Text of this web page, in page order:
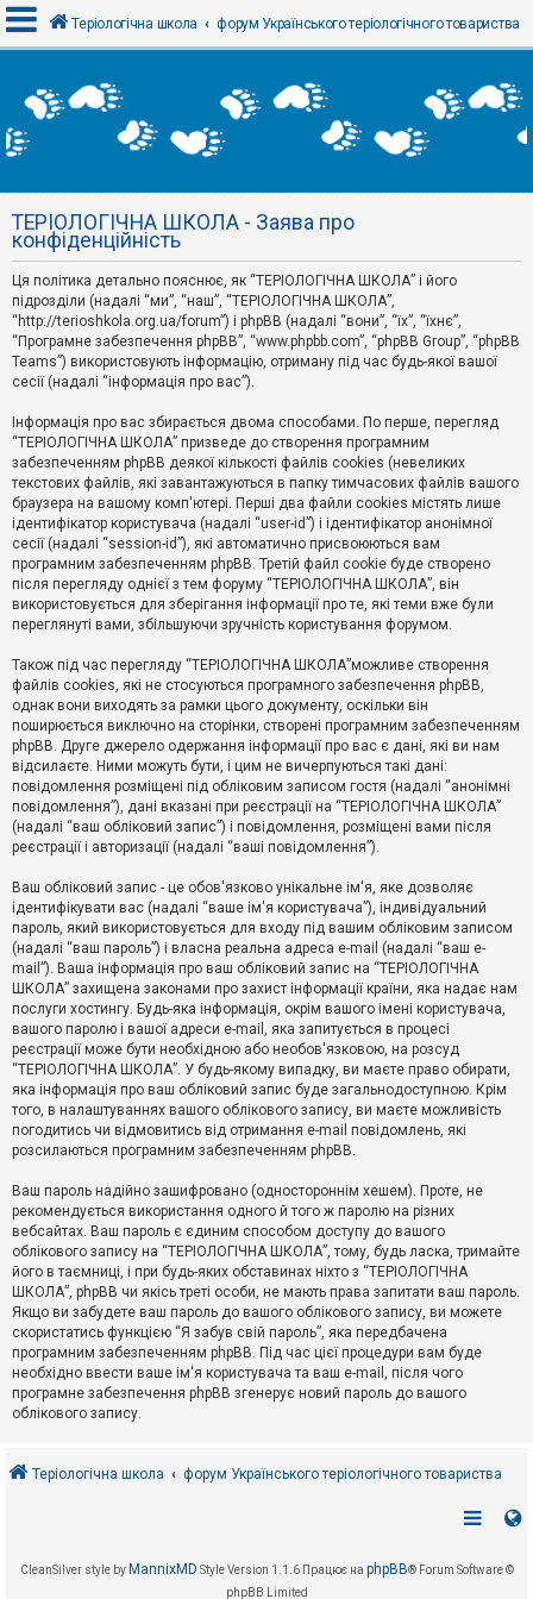
х
і
Р
е
с
т
р
а
ц
і
я
Т
е
м
и
б
е
з
в
і
д
о
і
д
е
й
А
т
и
в
е
м
и
П
о
ш
у
Д
о
м
о
г
Теріологічна школа форум Українського теріологічного товариства
ТЕРІОЛОГІЧНА ШКОЛА - Заява про
конфіденційність
Ця політика детально пояснює, як “ТЕРІОЛОГІЧНА ШКОЛА” і його
підрозділи (надалі “ми”, “наш”, “ТЕРІОЛОГІЧНА ШКОЛА”,
“http://terioshkola.org.ua/forum”) і phpBB (надалі “вони”, “їх”, “їхнє”,
“Програмне забезпечення phpBB”, “www.phpbb.com”, “phpBB Group”, “phpBB
Teams”) використовують інформацію, отриману під час будь-якої вашої
сесії (надалі “інформація про вас”).
Інформація про вас збирається двома способами. По перше, перегляд
“ТЕРІОЛОГІЧНА ШКОЛА” призведе до створення програмним
забезпеченням phpBB деякої кількості файлів cookies (невеликих
текстових файлів, які завантажуються в папку тимчасових файлів вашого
браузера на вашому комп'ютері. Перші два файли cookies містять лише
ідентифікатор користувача (надалі “user-id”) і ідентифікатор анонімної
сесії (надалі “session-id”), які автоматично присвоюються вам
програмним забезпеченням phpBB. Третій файл cookie буде створено
після перегляду однієї з тем форуму “ТЕРІОЛОГІЧНА ШКОЛА”, він
використовується для зберігання інформації про те, які теми вже були
переглянуті вами, збільшуючи зручність користування форумом.
Також під час перегляду “ТЕРІОЛОГІЧНА ШКОЛА”можливе створення
файлів cookies, які не стосуються програмного забезпечення phpBB,
однак вони виходять за рамки цього документу, оскільки він
поширюється виключно на сторінки, створені програмним забезпеченням
phpBB. Друге джерело одержання інформації про вас є дані, які ви нам
відсилаєте. Ними можуть бути, і цим не вичерпуються такі дані:
повідомлення розміщені під обліковим записом гостя (надалі “анонімні
повідомлення”), дані вказані при реєстрації на “ТЕРІОЛОГІЧНА ШКОЛА”
(надалі “ваш обліковий запис”) і повідомлення, розміщені вами після
реєстрації і авторизації (надалі “ваші повідомлення”).
Ваш обліковий запис - це обов'язково унікальне ім'я, яке дозволяє
ідентифікувати вас (надалі “ваше ім'я користувача”), індивідуальний
пароль, який використовується для входу під вашим обліковим записом
(надалі “ваш пароль”) і власна реальна адреса e-mail (надалі “ваш e-
mail”). Ваша інформація про ваш обліковий запис на “ТЕРІОЛОГІЧНА
ШКОЛА” захищена законами про захист інформації країни, яка надає нам
послуги хостингу. Будь-яка інформація, окрім вашого імені користувача,
вашого паролю і вашої адреси e-mail, яка запитується в процесі
реєстрації може бути необхідною або необов'язковою, на розсуд
“ТЕРІОЛОГІЧНА ШКОЛА”. У будь-якому випадку, ви маєте право обирати,
яка інформація про ваш обліковий запис буде загальнодоступною. Крім
того, в налаштуваннях вашого облікового запису, ви маєте можливість
погодитись чи відмовитись від отримання e-mail повідомлень, які
розсилаються програмним забезпеченням phpBB.
Ваш пароль надійно зашифровано (одностороннім хешем). Проте, не
рекомендується використання одного й того ж паролю на різних
вебсайтах. Ваш пароль є єдиним способом доступу до вашого
облікового запису на “ТЕРІОЛОГІЧНА ШКОЛА”, тому, будь ласка, тримайте
його в таємниці, і при будь-яких обставинах ніхто з “ТЕРІОЛОГІЧНА
ШКОЛА”, phpBB чи якісь треті особи, не мають права запитати ваш пароль.
Якщо ви забудете ваш пароль до вашого облікового запису, ви можете
скористатись функцією “Я забув свій пароль”, яка передбачена
програмним забезпеченням phpBB. Під час цієї процедури вам буде
необхідно ввести ваше ім'я користувача та ваш e-mail, після чого
програмне забезпечення phpBB згенерує новий пароль до вашого
облікового запису.
Теріологічна школа форум Українського теріологічного товариства
CleanSilver style by MannixMD Style Version 1.1.6 Працює на phpBB® Forum Software ©
phpBB Limited